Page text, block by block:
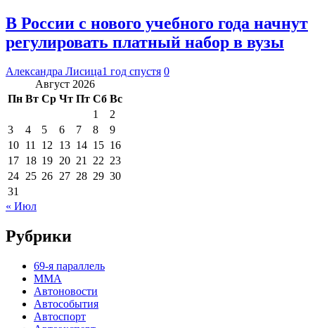
В России с нового учебного года начнут
регулировать платный набор в вузы
Александра Лисица1 год спустя 0
Август 2026
Пн Вт Ср Чт Пт Сб Вс
1
2
3
4 5 6 7 8
9
10 11 12 13 14 15 16
17 18 19 20 21 22 23
24 25 26 27 28 29 30
31
« Июл
Рубрики
69-я параллель
MMA
Автоновости
Автособытия
Автоспорт